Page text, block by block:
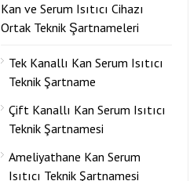
Kan ve Serum Isıtıcı Cihazı
Ortak Teknik Şartnameleri
Tek Kanallı Kan Serum Isıtıcı
Teknik Şartname
Çift Kanallı Kan Serum Isıtıcı
Teknik Şartnamesi
Ameliyathane Kan Serum
Isıtıcı Teknik Şartnamesi